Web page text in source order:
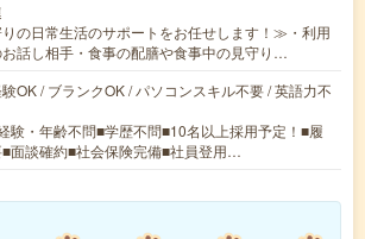
の日常生活のサポートをお任せします！≫・利用
話し相手・食事の配膳や食事中の見守り…
OK / ブランクOK / パソコンスキル不要 / 英語力不
験・年齢不問■学歴不問■10名以上採用予定！■履
■面談確約■社会保険完備■社員登用…